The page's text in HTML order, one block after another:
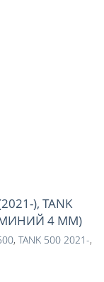
), TANK
4 ММ)
, TANK 500 2021-,